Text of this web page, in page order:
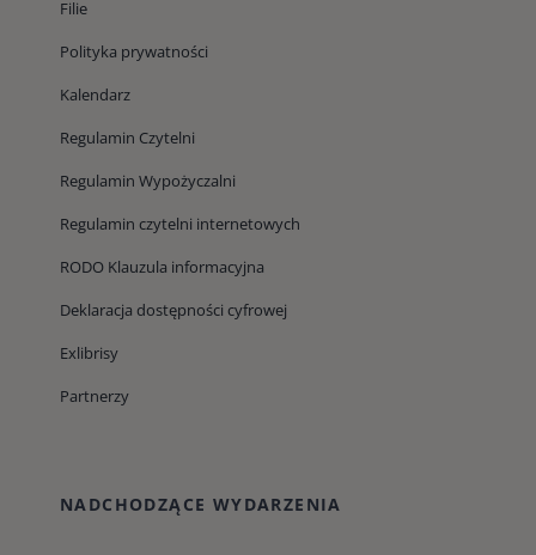
Filie
Polityka prywatności
Kalendarz
Regulamin Czytelni
Regulamin Wypożyczalni
Regulamin czytelni internetowych
RODO Klauzula informacyjna
Deklaracja dostępności cyfrowej
Exlibrisy
Partnerzy
NADCHODZĄCE WYDARZENIA